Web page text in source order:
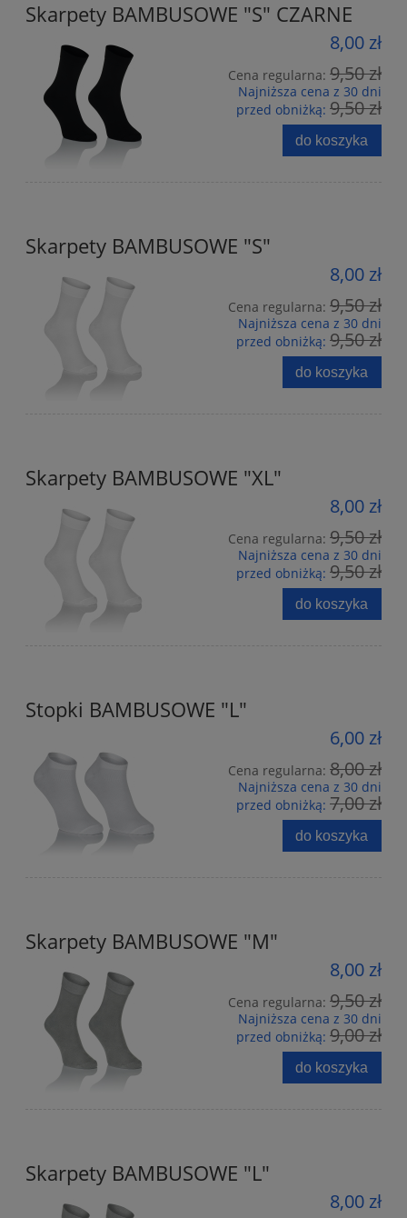
Skarpety BAMBUSOWE "S" CZARNE
8,00 zł
Cena regularna: 9,50 zł
Najniższa cena z 30 dni
przed obniżką: 9,50 zł
do koszyka
Skarpety BAMBUSOWE "S"
8,00 zł
Cena regularna: 9,50 zł
Najniższa cena z 30 dni
przed obniżką: 9,50 zł
do koszyka
Skarpety BAMBUSOWE "XL"
8,00 zł
Cena regularna: 9,50 zł
Najniższa cena z 30 dni
przed obniżką: 9,50 zł
do koszyka
Stopki BAMBUSOWE "L"
6,00 zł
Cena regularna: 8,00 zł
Najniższa cena z 30 dni
przed obniżką: 7,00 zł
do koszyka
Skarpety BAMBUSOWE "M"
8,00 zł
Cena regularna: 9,50 zł
Najniższa cena z 30 dni
przed obniżką: 9,00 zł
do koszyka
Skarpety BAMBUSOWE "L"
8,00 zł